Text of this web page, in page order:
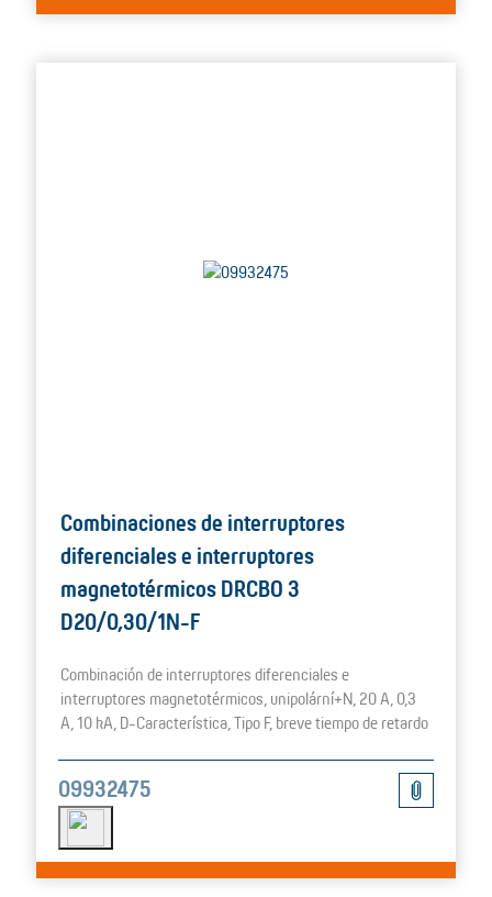
Combinaciones de interruptores
diferenciales e interruptores
magnetotérmicos DRCBO 3
D20/0,30/1N-F
Combinación de interruptores diferenciales e
interruptores magnetotérmicos, unipolární+N, 20 A, 0,3
A, 10 kA, D-Característica, Tipo F, breve tiempo de retardo
09932475